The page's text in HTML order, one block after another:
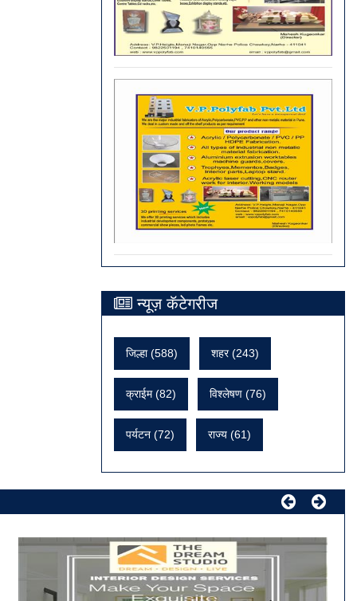
न्यूज़ कॅटेगरीज
जिल्हा (588) शहर (243)
क्राईम (82) विश्लेषण (76)
पर्यटन (72) राज्य (61)